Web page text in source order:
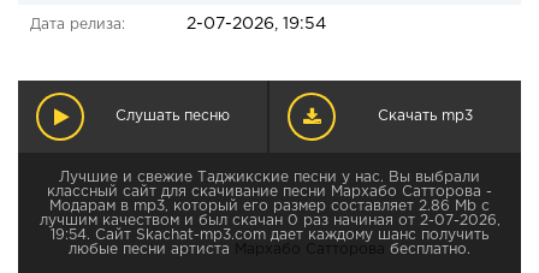
Дата релиза: 2-07-2026, 19:54
Слушать песню Скачать mp3
Лучшие и свежие Таджикские песни у нас. Вы выбрали
классный сайт для скачивание песни Мархабо Сатторова -
Модарам в mp3, который его размер составляет 2.86 Mb с
лучшим качеством и был скачан 0 раз начиная от 2-07-2026,
19:54. Сайт Skachat-mp3.com дает каждому шанс получить
любые песни артиста
Мархабо Сатторова бесплатно.